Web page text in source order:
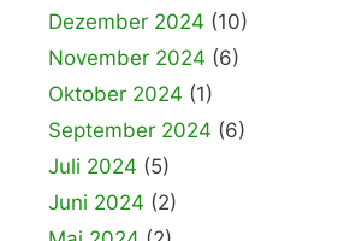
Dezember 2024 (10)
November 2024 (6)
Oktober 2024 (1)
September 2024 (6)
Juli 2024 (5)
Juni 2024 (2)